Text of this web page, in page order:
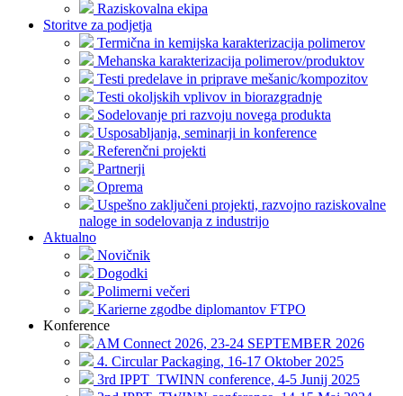
Raziskovalna ekipa
Storitve za podjetja
Termična in kemijska karakterizacija polimerov
Mehanska karakterizacija polimerov/produktov
Testi predelave in priprave mešanic/kompozitov
Testi okoljskih vplivov in biorazgradnje
Sodelovanje pri razvoju novega produkta
Usposabljanja, seminarji in konference
Referenčni projekti
Partnerji
Oprema
Uspešno zaključeni projekti, razvojno raziskovalne
naloge in sodelovanja z industrijo
Aktualno
Novičnik
Dogodki
Polimerni večeri
Karierne zgodbe diplomantov FTPO
Konference
AM Connect 2026, 23-24 SEPTEMBER 2026
4. Circular Packaging, 16-17 Oktober 2025
3rd IPPT_TWINN conference, 4-5 Junij 2025